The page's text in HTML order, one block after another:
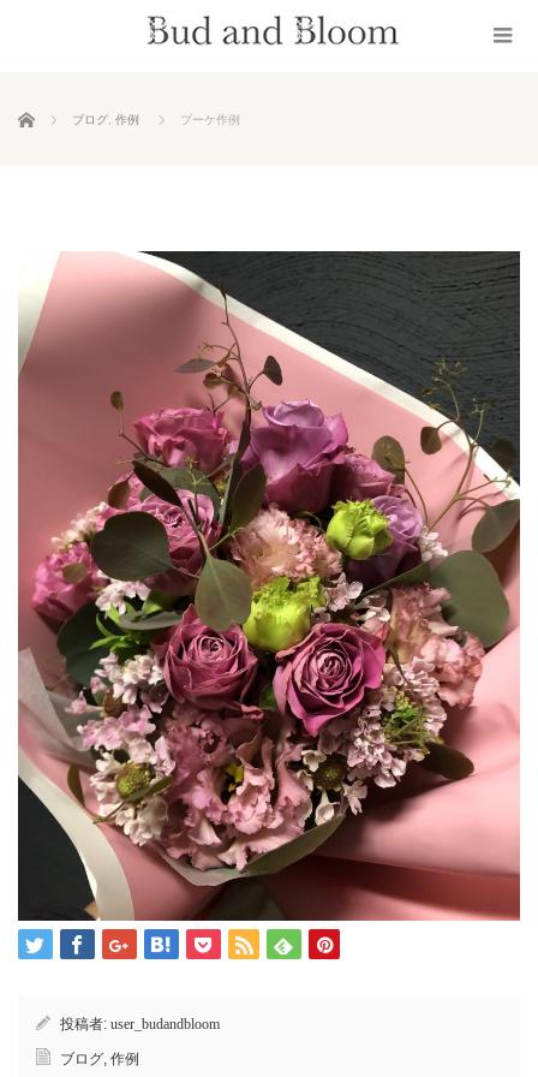
ホーム ブログ 作例 ブーケ作例
投稿者: user_budandbloom
ブログ, 作例